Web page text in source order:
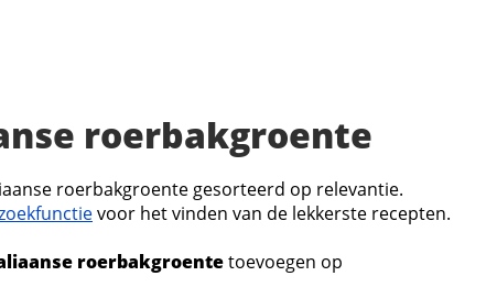
roerbakgroente
roerbakgroente gesorteerd op relevantie.
voor het vinden van de lekkerste recepten.
roerbakgroentetoevoegen op